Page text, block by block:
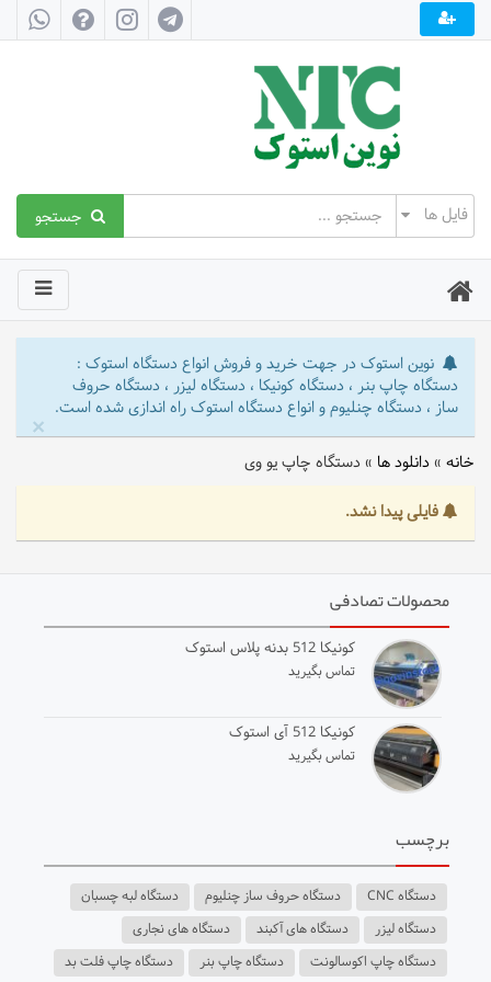
جستجو
نوین استوک در جهت خرید و فروش انواع دستگاه استوک :
دستگاه چاپ بنر ، دستگاه کونیکا ، دستگاه لیزر ، دستگاه حروف
ساز ، دستگاه چنلیوم و انواع دستگاه استوک راه اندازی شده است.
×
خانه »دانلود ها » دستگاه چاپ یو وی
فایلی پیدا نشد.
محصولات تصادفی
کونیکا 512 بدنه پلاس استوک
تماس بگیرید
کونیکا 512 آی استوک
تماس بگیرید
برچسب
دستگاه CNC دستگاه حروف ساز چنلیوم
دستگاه لبه چسبان
دستگاه لیزر
دستگاه های آکبند
دستگاه های نجاری
دستگاه چاپ اکوسالونت
دستگاه چاپ بنر دستگاه چاپ فلت بد